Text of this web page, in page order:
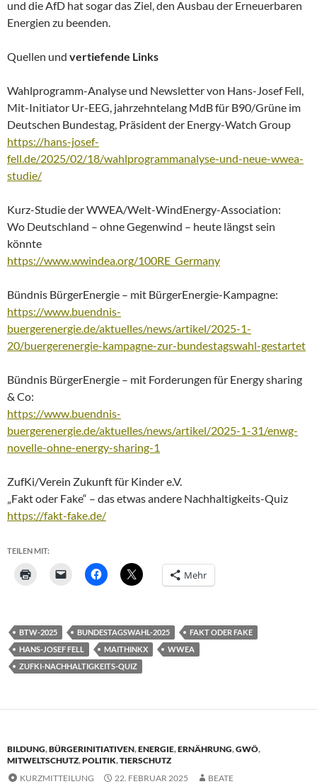
und die AfD hat sogar das Ziel, den Ausbau der Erneuerbaren
Energien zu beenden.
Quellen und vertiefende Links
Wahlprogramm-Analyse und Newsletter von Hans-Josef Fell,
Mit-Initiator Ur-EEG, jahrzehntelang MdB für B90/Grüne im
Deutschen Bundestag, Präsident der Energy-Watch Group
https://hans-josef-
fell.de/2025/02/18/wahlprogrammanalyse-und-neue-wwea-
studie/
Kurz-Studie der WWEA/Welt-WindEnergy-Association:
Wo Deutschland – ohne Gegenwind – heute längst sein
könnte
https://www.wwindea.org/100RE_Germany
Bündnis BürgerEnergie – mit BürgerEnergie-Kampagne:
https://www.buendnis-
buergerenergie.de/aktuelles/news/artikel/2025-1-
20/buergerenergie-kampagne-zur-bundestagswahl-gestartet
Bündnis BürgerEnergie – mit Forderungen für Energy sharing
& Co:
https://www.buendnis-
buergerenergie.de/aktuelles/news/artikel/2025-1-31/enwg-
novelle-ohne-energy-sharing-1
ZufKi/Verein Zukunft für Kinder e.V.
„Fakt oder Fake“ – das etwas andere Nachhaltigkeits-Quiz
https://fakt-fake.de/
TEILEN MIT:
Mehr
BTW-2025 BUNDESTAGSWAHL-2025
FAKT ODER FAKE
HANS-JOSEF FELL
MAITHINKX
WWEA
ZUFKI-NACHHALTIGKEITS-QUIZ
BILDUNG,BÜRGERINITIATIVEN,ENERGIE,ERNÄHRUNG,GWÖ,
MITWELTSCHUTZ,POLITIK,TIERSCHUTZ
KURZMITTEILUNG
22. FEBRUAR 2025 BEATE